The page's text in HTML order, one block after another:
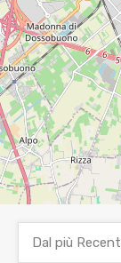
Dal più